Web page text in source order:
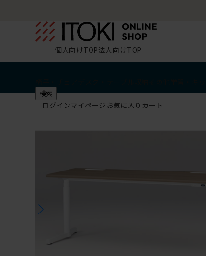
個人向けTOP法人向けTOP
検索
ログインマイページ お気に入り カート